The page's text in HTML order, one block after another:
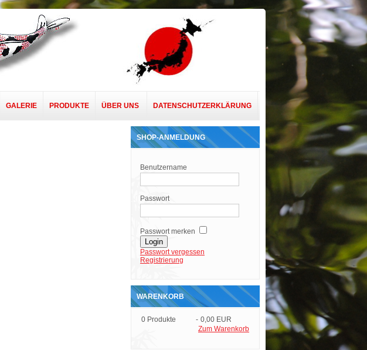
GALERIE PRODUKTE ÜBER UNS DATENSCHUTZERKLÄRUNG
SHOP-ANMELDUNG
Benutzername
Passwort
Passwort merken
Passwort vergessen
Registrierung
WARENKORB
0 Produkte - 0,00 EUR
Zum Warenkorb